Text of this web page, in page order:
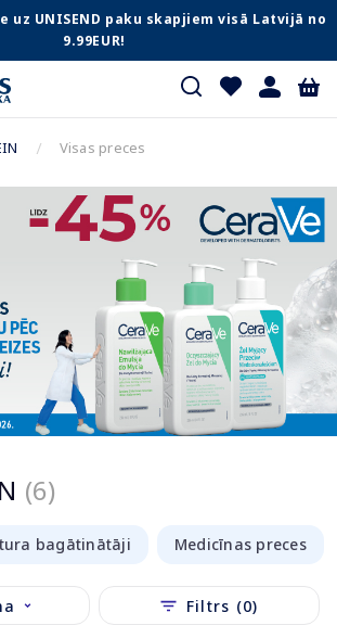
uz UNISEND paku skapjiem visā Latvijā no
9.99EUR!
Visas preces
(6)
bagātinātāji Medicīnas preces
Filtrs (0)